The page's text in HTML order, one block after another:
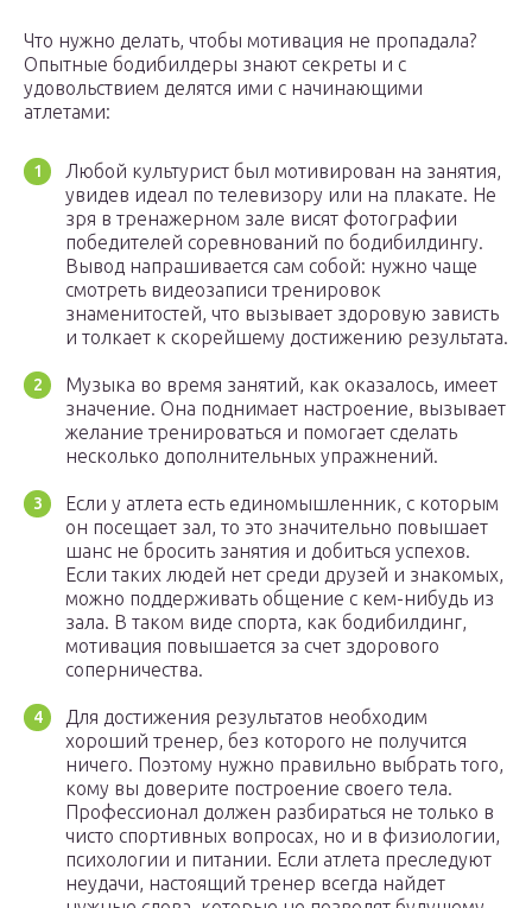
Что нужно делать, чтобы мотивация не пропадала?
Опытные бодибилдеры знают секреты и с
удовольствием делятся ими с начинающими
атлетами:
Любой культурист был мотивирован на занятия,
увидев идеал по телевизору или на плакате. Не
зря в тренажерном зале висят фотографии
победителей соревнований по бодибилдингу.
Вывод напрашивается сам собой: нужно чаще
смотреть видеозаписи тренировок
знаменитостей, что вызывает здоровую зависть
и толкает к скорейшему достижению результата.
Музыка во время занятий, как оказалось, имеет
значение. Она поднимает настроение, вызывает
желание тренироваться и помогает сделать
несколько дополнительных упражнений.
Если у атлета есть единомышленник, с которым
он посещает зал, то это значительно повышает
шанс не бросить занятия и добиться успехов.
Если таких людей нет среди друзей и знакомых,
можно поддерживать общение с кем-нибудь из
зала. В таком виде спорта, как бодибилдинг,
мотивация повышается за счет здорового
соперничества.
Для достижения результатов необходим
хороший тренер, без которого не получится
ничего. Поэтому нужно правильно выбрать того,
кому вы доверите построение своего тела.
Профессионал должен разбираться не только в
чисто спортивных вопросах, но и в физиологии,
психологии и питании. Если атлета преследуют
неудачи, настоящий тренер всегда найдет